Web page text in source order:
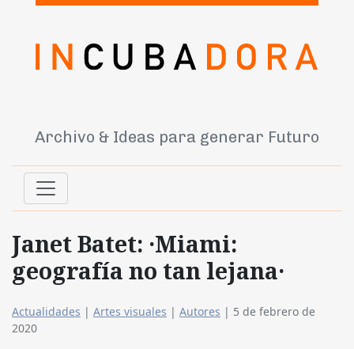
Archivo & Ideas para generar Futuro
Janet Batet: ·Miami:
geografía no tan lejana·
Actualidades | Artes visuales | Autores | 5 de febrero de
2020